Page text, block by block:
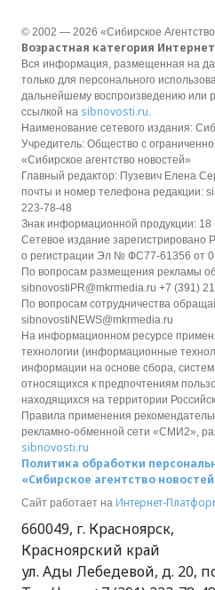
© 2002 — 2026 «Сибирское
Возрастная категория
Вся информация, размещенная на
только для персонального
дальнейшему воспроизведению или
ссылкой на sibnovosti.ru.
Наименование сетевого издания:
Учредитель: Общество с
«Сибирское агентство новостей»
Главный редактор: Пузевич Елена
почты и номер телефона редакции:
223-78-48
Знак информационной продукции: 18
Сетевое издание зарегистрировано
о регистрации Эл № ФС77-61356 от
По вопросам размещения рекламы
sibnovostiPR@mkrmedia.ru +7 (391)
По вопросам сотрудничества
sibnovostiNEWS@mkrmedia.ru
На информационном ресурсе
технологии (информационные
информации на основе сбора,
относящихся к предпочтениям
находящихся на территории
Правила применения
рекламно-обменной сети «СМИ2»,
sibnovosti.ru
Политика обработки
«Сибирское агентство
Сайт работает на Интернет-
660049, г. Красноярск,
Красноярский край
ул. Ады Лебедевой, д. 20,